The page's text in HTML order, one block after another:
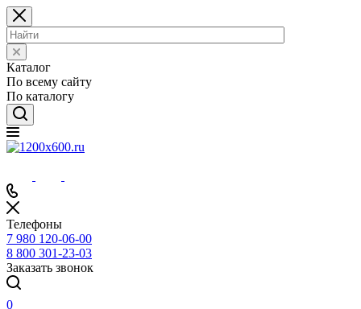
Каталог
По всему сайту
По каталогу
Телефоны
7 980 120-06-00
8 800 301-23-03
Заказать звонок
0